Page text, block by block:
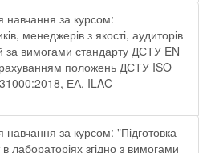
навчання за курсом:
менеджерів з якості, аудиторів
за вимогами стандарту ДСТУ EN
положень ДСТУ ISO
ЕА, ILAC-
за курсом: "Підготовка
лабораторіях згідно з вимогами